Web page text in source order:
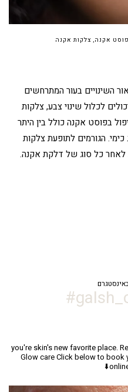
פוסט אקנה, צלקות אקנה
השינויים בעור המתרחשים
לכלול שינוי צבע, צלקות
בפוסט אקנה כולל בין היתר
כימי. הגורמים לתופעת צלקות
לאחר כל סוג של דלקת אקנה.
you're skin's new favorite place.
Glow careClick below to book